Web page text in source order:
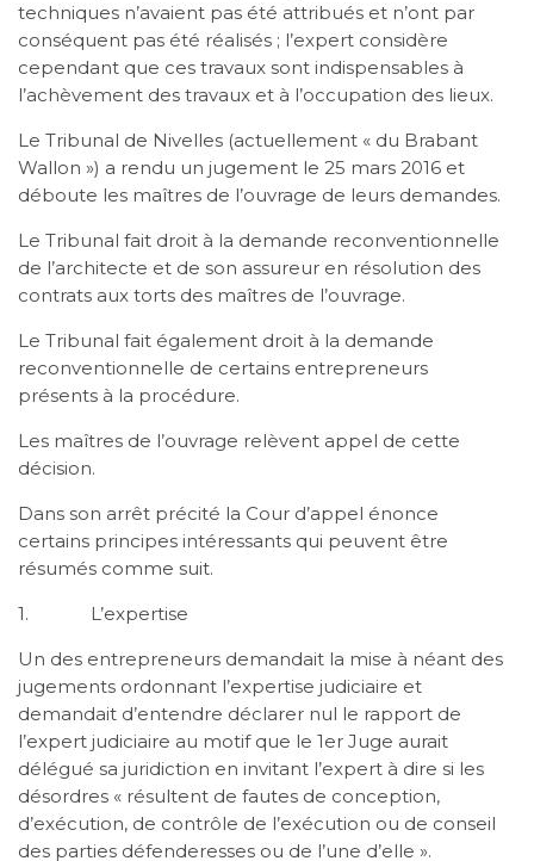
techniques n’avaient pas été attribués et n’ont par
conséquent pas été réalisés ; l’expert considère
cependant que ces travaux sont indispensables à
l’achèvement des travaux et à l’occupation des lieux.
Le Tribunal de Nivelles (actuellement « du Brabant
Wallon ») a rendu un jugement le 25 mars 2016 et
déboute les maîtres de l’ouvrage de leurs demandes.
Le Tribunal fait droit à la demande reconventionnelle
de l’architecte et de son assureur en résolution des
contrats aux torts des maîtres de l’ouvrage.
Le Tribunal fait également droit à la demande
reconventionnelle de certains entrepreneurs
présents à la procédure.
Les maîtres de l’ouvrage relèvent appel de cette
décision.
Dans son arrêt précité la Cour d’appel énonce
certains principes intéressants qui peuvent être
résumés comme suit.
1. L’expertise
Un des entrepreneurs demandait la mise à néant des
jugements ordonnant l’expertise judiciaire et
demandait d’entendre déclarer nul le rapport de
l’expert judiciaire au motif que le 1er Juge aurait
délégué sa juridiction en invitant l’expert à dire si les
désordres « résultent de fautes de conception,
d’exécution, de contrôle de l’exécution ou de conseil
des parties défenderesses ou de l’une d’elle ».